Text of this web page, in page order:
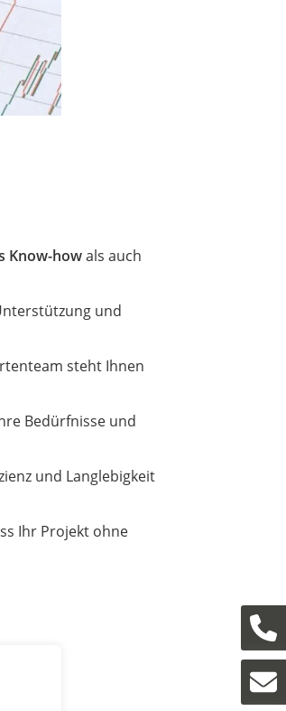
Know-howals auch
und
steht Ihnen
Bedürfnisse und
und Langlebigkeit
Ihr Projekt ohne